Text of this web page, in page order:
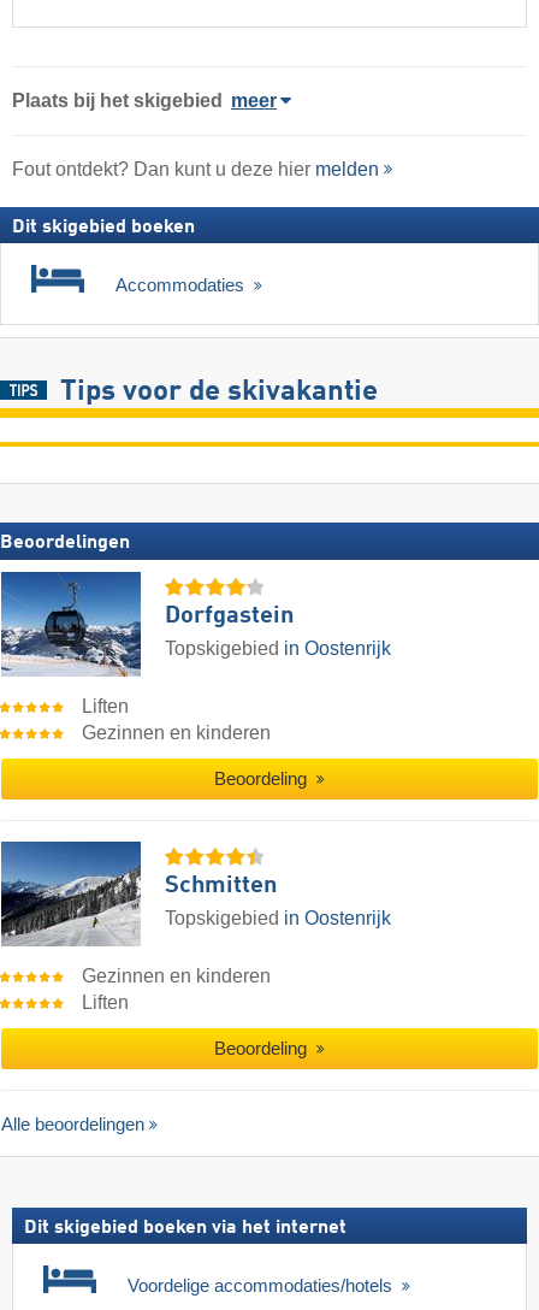
Plaats bij het skigebied meer
Fout ontdekt? Dan kunt u deze hier melden
Dit skigebied boeken
Accommodaties
Tips voor de skivakantie
Beoordelingen
Dorfgastein
Topskigebied in Oostenrijk
Liften
Gezinnen en kinderen
Beoordeling
Schmitten
Topskigebied in Oostenrijk
Gezinnen en kinderen
Liften
Beoordeling
Alle beoordelingen
Dit skigebied boeken via het internet
Voordelige accommodaties/hotels